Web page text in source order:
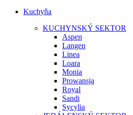
Kuchyňa
KUCHYNSKÝ SEKTOR
Aspen
Langen
Linea
Loara
Monia
Prowansja
Royal
Sandi
Sycylia